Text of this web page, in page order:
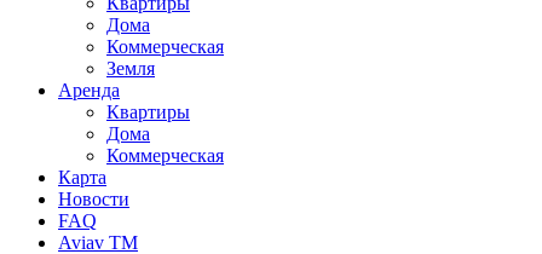
Дома
Коммерческая
Земля
Аренда
Квартиры
Дома
Коммерческая
Карта
Новости
FAQ
Aviav TM